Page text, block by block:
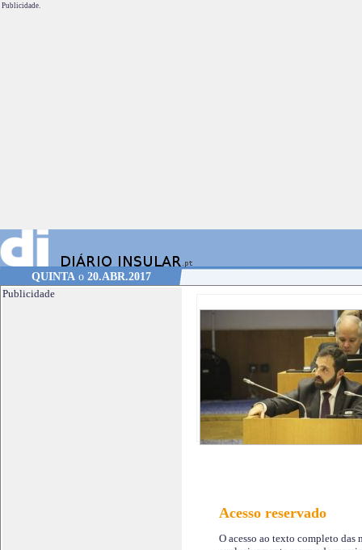
Publicidade.
QUINTAo 20.ABR.2017
Publicidade
Acesso reservado
O acesso ao texto completo das